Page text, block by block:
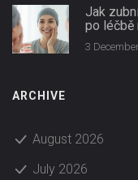
Jak
po léčbě
3
ARCHIVE
August 2026
July 2026